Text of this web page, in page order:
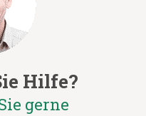
Hilfe?
gerne